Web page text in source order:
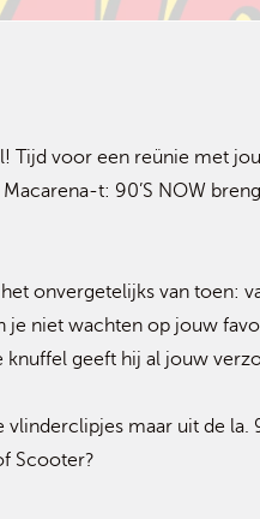
Tijd voor een reünie met
t: 90’S NOW
onvergetelijks van toen:
je niet wachten op jouw
geeft hij al jouw
maar uit de la.
Scooter?